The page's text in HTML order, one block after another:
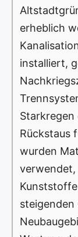
erheblich
installiert,
Rückstaus
wurden
verwendet,
steigenden